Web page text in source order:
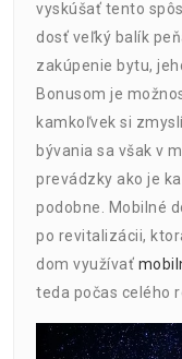
vyskúšať tento
dosť veľký balík
zakúpenie bytu,
Bonusom je
kamkoľvek si
bývania sa však v
prevádzky ako je
podobne. Mobilné
po revitalizácii,
dom využívať
teda počas celého